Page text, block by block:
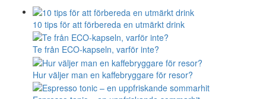
10 tips för att förbereda en utmärkt drink
Te från ECO-kapseln, varför inte?
Hur väljer man en kaffebryggare för resor?